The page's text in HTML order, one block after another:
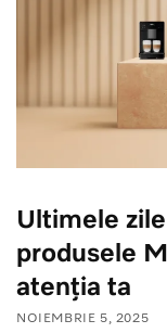
Ultimele
produsele
atenția ta
NOIEMBRIE 5, 2025